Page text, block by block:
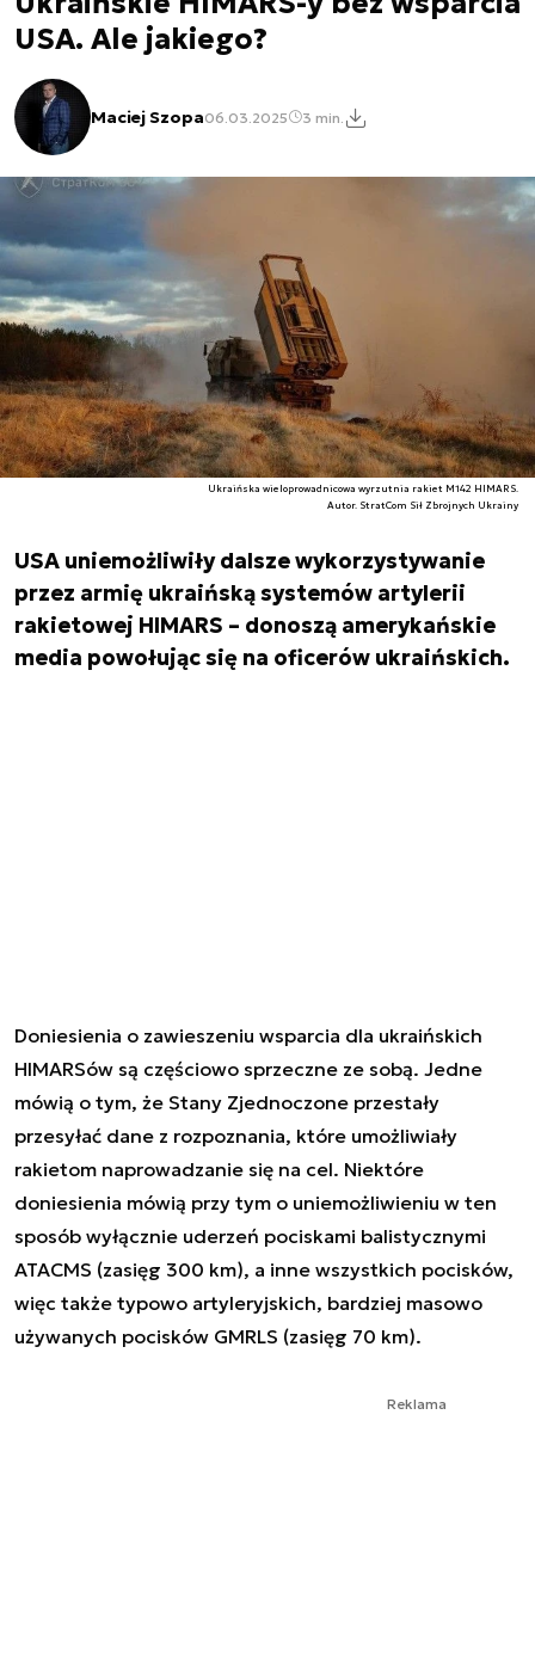
USA. Ale jakiego?
Maciej Szopa06.03.2025 3 min.
Ukraińska wieloprowadnicowa wyrzutnia rakiet M142 HIMARS.
Autor. StratCom Sił Zbrojnych Ukrainy
USA uniemożliwiły dalsze wykorzystywanie
przez armię ukraińską systemów artylerii
rakietowej HIMARS – donoszą amerykańskie
media powołując się na oficerów ukraińskich.
Doniesienia o zawieszeniu wsparcia dla ukraińskich
HIMARSów są częściowo sprzeczne ze sobą. Jedne
mówią o tym, że Stany Zjednoczone przestały
przesyłać dane z rozpoznania, które umożliwiały
rakietom naprowadzanie się na cel. Niektóre
doniesienia mówią przy tym o uniemożliwieniu w ten
sposób wyłącznie uderzeń pociskami balistycznymi
ATACMS (zasięg 300 km), a inne wszystkich pocisków,
więc także typowo artyleryjskich, bardziej masowo
używanych pocisków GMRLS (zasięg 70 km).
Reklama